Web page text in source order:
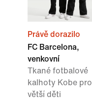
Právě dorazilo
FC Barcelona,
venkovní
Tkané fotbalové
kalhoty Kobe pro
větší děti